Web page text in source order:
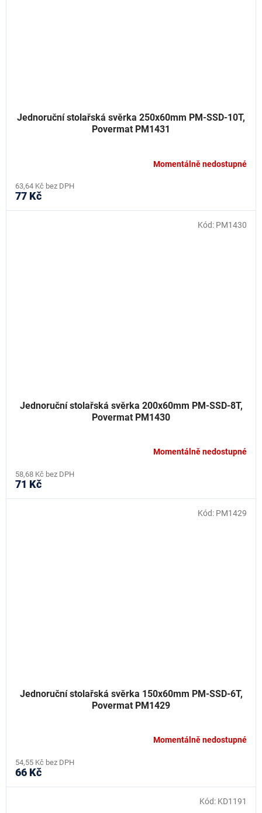
Jednoruční stolařská svěrka 250x60mm PM-SSD-10T,
Povermat PM1431
Momentálně nedostupné
63,64 Kč bez DPH
77 Kč
Jednoruční stolařská svěrka 200x60mm PM-SSD-8T,
Povermat PM1430
Momentálně nedostupné
58,68 Kč bez DPH
71 Kč
Kód: PM1430
Jednoruční stolařská svěrka 150x60mm PM-SSD-6T,
Povermat PM1429
Momentálně nedostupné
54,55 Kč bez DPH
66 Kč
Kód: PM1429
Kód: KD1191